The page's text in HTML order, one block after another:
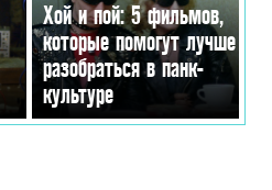
Хой и пой: 5 фильмов,
которые помогут лучше
разобраться в панк-
культуре